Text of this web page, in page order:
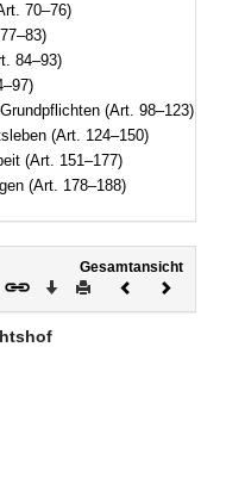
70–76)
84–93)
(Art. 98–123)
(Art. 124–150)
(Art. 151–177)
(Art. 178–188)
Gesamtansicht
Download
DruckenVorheriges